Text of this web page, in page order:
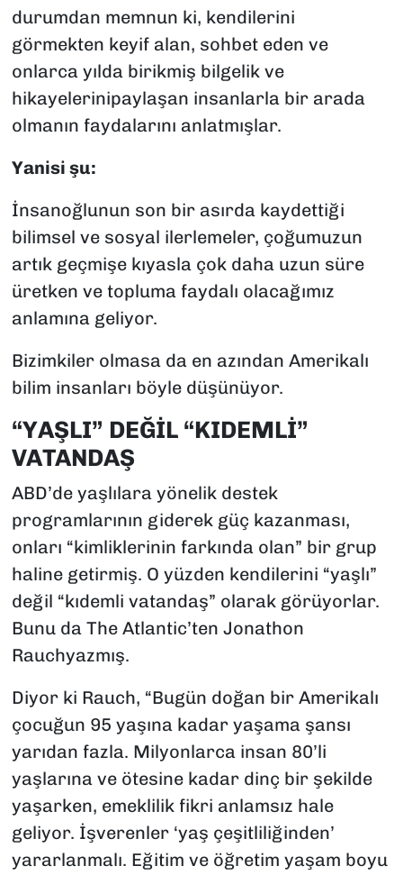
durumdan memnun ki, kendilerini
görmekten keyif alan, sohbet eden ve
onlarca yılda birikmiş bilgelik ve
hikayelerinipaylaşan insanlarla bir arada
olmanın faydalarını anlatmışlar.
Yanisi şu:
İnsanoğlunun son bir asırda kaydettiği
bilimsel ve sosyal ilerlemeler, çoğumuzun
artık geçmişe kıyasla çok daha uzun süre
üretken ve topluma faydalı olacağımız
anlamına geliyor.
Bizimkiler olmasa da en azından Amerikalı
bilim insanları böyle düşünüyor.
“YAŞLI” DEĞİL “KIDEMLİ”
VATANDAŞ
ABD’de yaşlılara yönelik destek
programlarının giderek güç kazanması,
onları “kimliklerinin farkında olan” bir grup
haline getirmiş. O yüzden kendilerini “yaşlı”
değil “kıdemli vatandaş” olarak görüyorlar.
Bunu da The Atlantic’ten Jonathon
Rauchyazmış.
Diyor ki Rauch, “Bugün doğan bir Amerikalı
çocuğun 95 yaşına kadar yaşama şansı
yarıdan fazla. Milyonlarca insan 80’li
yaşlarına ve ötesine kadar dinç bir şekilde
yaşarken, emeklilik fikri anlamsız hale
geliyor. İşverenler ‘yaş çeşitliliğinden’
yararlanmalı. Eğitim ve öğretim yaşam boyu